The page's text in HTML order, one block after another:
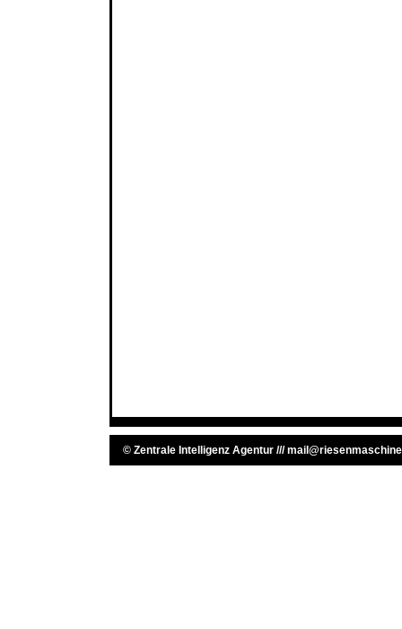
© Zentrale Intelligenz Agentur ///